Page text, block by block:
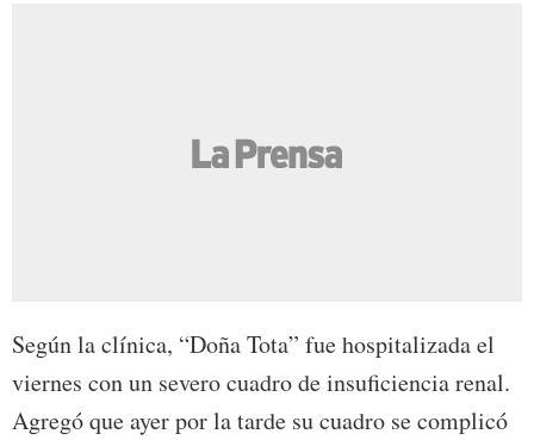
Según la clínica, “Doña Tota” fue hospitalizada el
viernes con un severo cuadro de insuficiencia renal.
Agregó que ayer por la tarde su cuadro se complicó